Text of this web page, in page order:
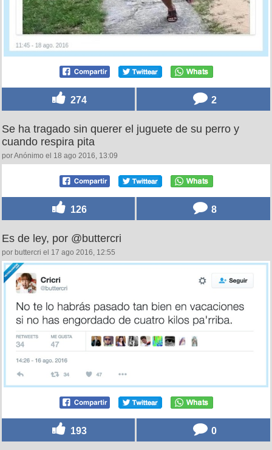
274 2
Se ha tragado sin querer el juguete de su perro y
cuando respira pita
por Anónimo el 18 ago 2016, 13:09
126 8
Es de ley, por @buttercri
por buttercri el 17 ago 2016, 12:55
193 0